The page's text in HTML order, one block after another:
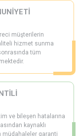
müşterilerin
hizmet sunma
tüm
ve bileşen hatalarına
kaynaklı
müdahaleler garanti